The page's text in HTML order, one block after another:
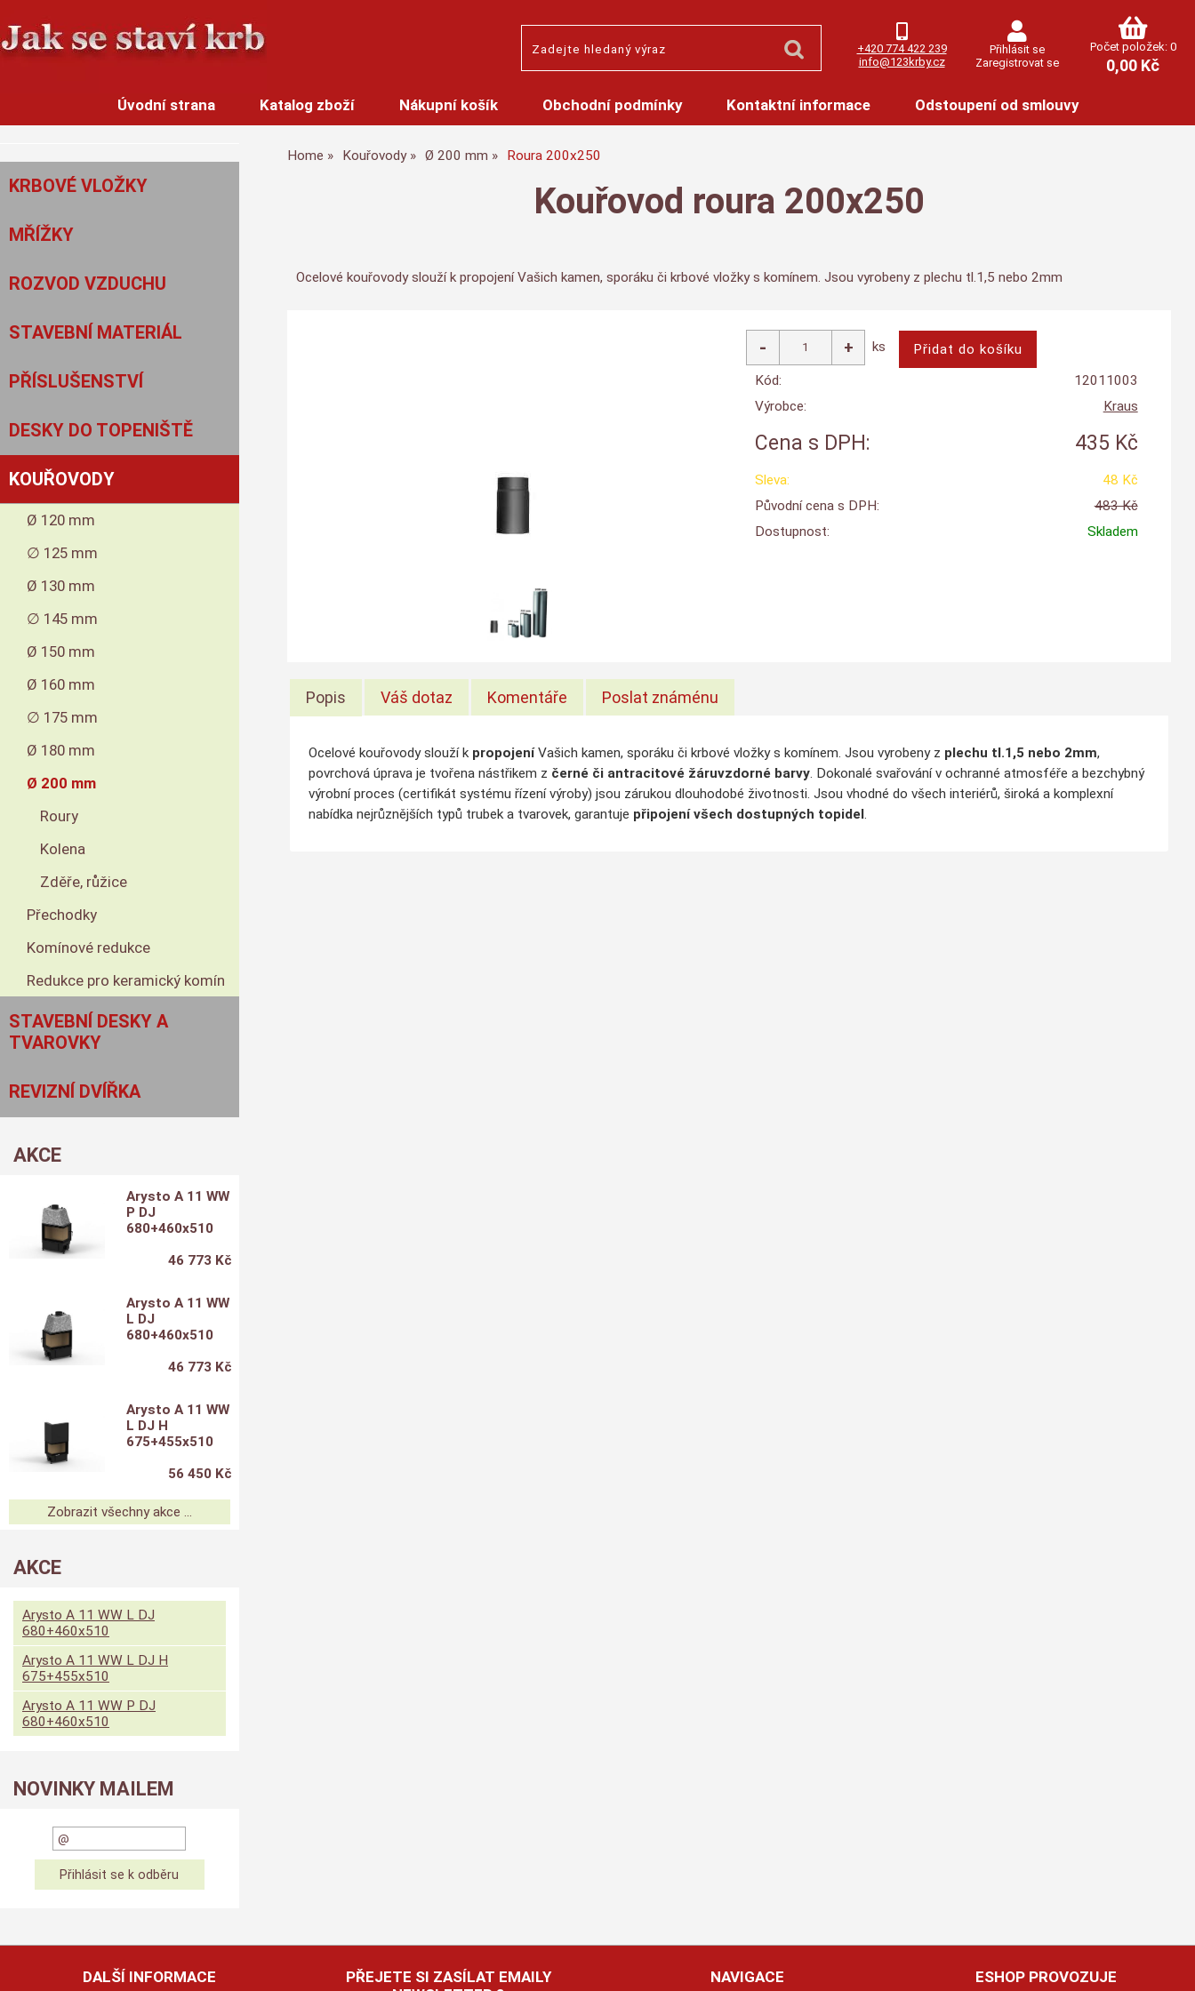
+420 774 422 239
info@123krby.cz
Přihlásit se
Zaregistrovat se
Počet položek: 0
0,00 Kč
Úvodní strana Katalog zboží Nákupní košík Obchodní podmínky Kontaktní informace Odstoupení od smlouvy
Home Kouřovody Ø 200 mm Roura 200x250
Kouřovod roura 200x250
Ocelové kouřovody slouží k propojení Vašich kamen, sporáku či krbové vložky s komínem. Jsou vyrobeny z plechu tl.1,5 nebo 2mm
ks
Kód:
12011003
Výrobce:
Kraus
Cena s DPH: 435 Kč
Sleva:
48 Kč
Původní cena s DPH:
483 Kč
Dostupnost:
Skladem
Popis Váš dotaz Komentáře Poslat známénu
Ocelové kouřovody slouží kpropojeníVašich kamen, sporáku či krbové vložky s komínem. Jsou vyrobeny z plechu tl.1,5 nebo 2mm,
povrchová úprava je tvořena nástřikem z černé či antracitové žáruvzdorné barvy. Dokonalé svařování v ochranné atmosféře a bezchybný
výrobní proces (certifikát systému řízení výroby) jsou zárukou dlouhodobé životnosti. Jsou vhodné do všech interiérů, široká a komplexní
nabídka nejrůznějších typů trubek a tvarovek, garantuje připojení všech dostupných topidel.
KRBOVÉ VLOŽKY
MŘÍŽKY
ROZVOD VZDUCHU
STAVEBNÍ MATERIÁL
PŘÍSLUŠENSTVÍ
DESKY DO TOPENIŠTĚ
KOUŘOVODY
Ø 120 mm
∅ 125 mm
Ø 130 mm
∅ 145 mm
Ø 150 mm
Ø 160 mm
∅ 175 mm
Ø 180 mm
Ø 200 mm
Roury
Kolena
Zděře, růžice
Přechodky
Komínové redukce
Redukce pro keramický komín
STAVEBNÍ DESKY A
TVAROVKY
REVIZNÍ DVÍŘKA
AKCE
Arysto A 11 WW
P DJ
680+460x510
46 773 Kč
Arysto A 11 WW
L DJ
680+460x510
46 773 Kč
Arysto A 11 WW
L DJ H
675+455x510
56 450 Kč
Zobrazit všechny akce ...
AKCE
Arysto A 11 WW L DJ
680+460x510
Arysto A 11 WW L DJ H
675+455x510
Arysto A 11 WW P DJ
680+460x510
NOVINKY MAILEM
DALŠÍ INFORMACE
PŘEJETE SI ZASÍLAT EMAILY
NAVIGACE ESHOP PROVOZUJE